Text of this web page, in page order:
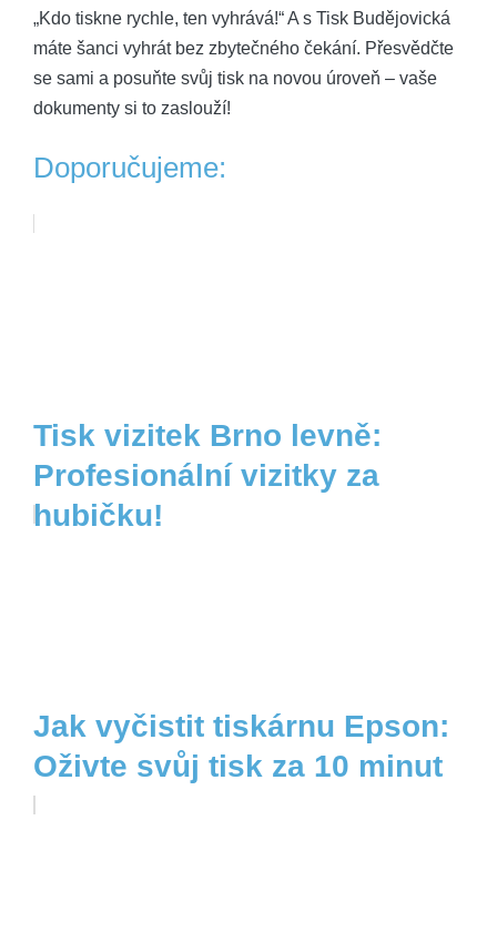
„Kdo tiskne rychle, ten vyhrává!“ A s Tisk Budějovická
máte šanci vyhrát bez zbytečného čekání. Přesvědčte
se sami a posuňte svůj tisk na novou úroveň – vaše
dokumenty si to zaslouží!
Doporučujeme:
Tisk vizitek Brno levně:
Profesionální vizitky za
hubičku!
Jak vyčistit tiskárnu Epson:
Oživte svůj tisk za 10 minut